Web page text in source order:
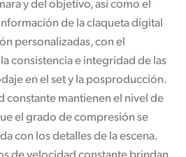
de la claqueta digital
personalizadas, con el
consistencia e integridad de las
en el set y la posproducción.
constante mantienen el nivel de
el grado de compresión se
con los detalles de la escena.
de velocidad constante brindan